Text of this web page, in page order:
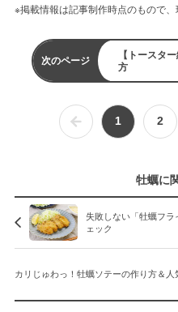
※掲載情報は記事制作時点のもので、
次のページ
【トースタ
方
1 2
牡蠣に
失敗しない「牡蠣フラ
ェック
カリじゅわっ！牡蠣ソテーの作り方＆人